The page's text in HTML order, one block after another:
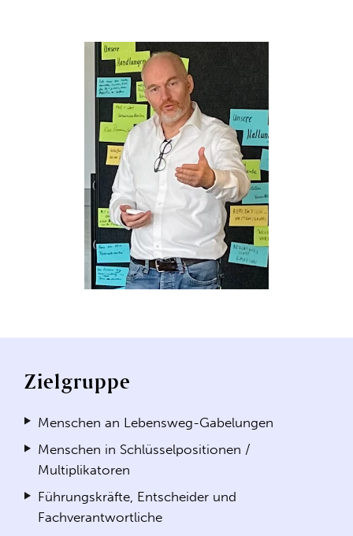
Zielgruppe
Menschen an Lebensweg-Gabelungen
Menschen in Schlüsselpositionen /
Multiplikatoren
Führungskräfte, Entscheider und
Fachverantwortliche